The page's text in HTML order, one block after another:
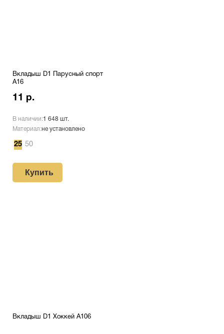
Вкладыш D1 Парусный спорт
A16
11 р.
В наличии:1 648 шт.
Материал:не установлено
25 50
Купить
Вкладыш D1 Хоккей A106